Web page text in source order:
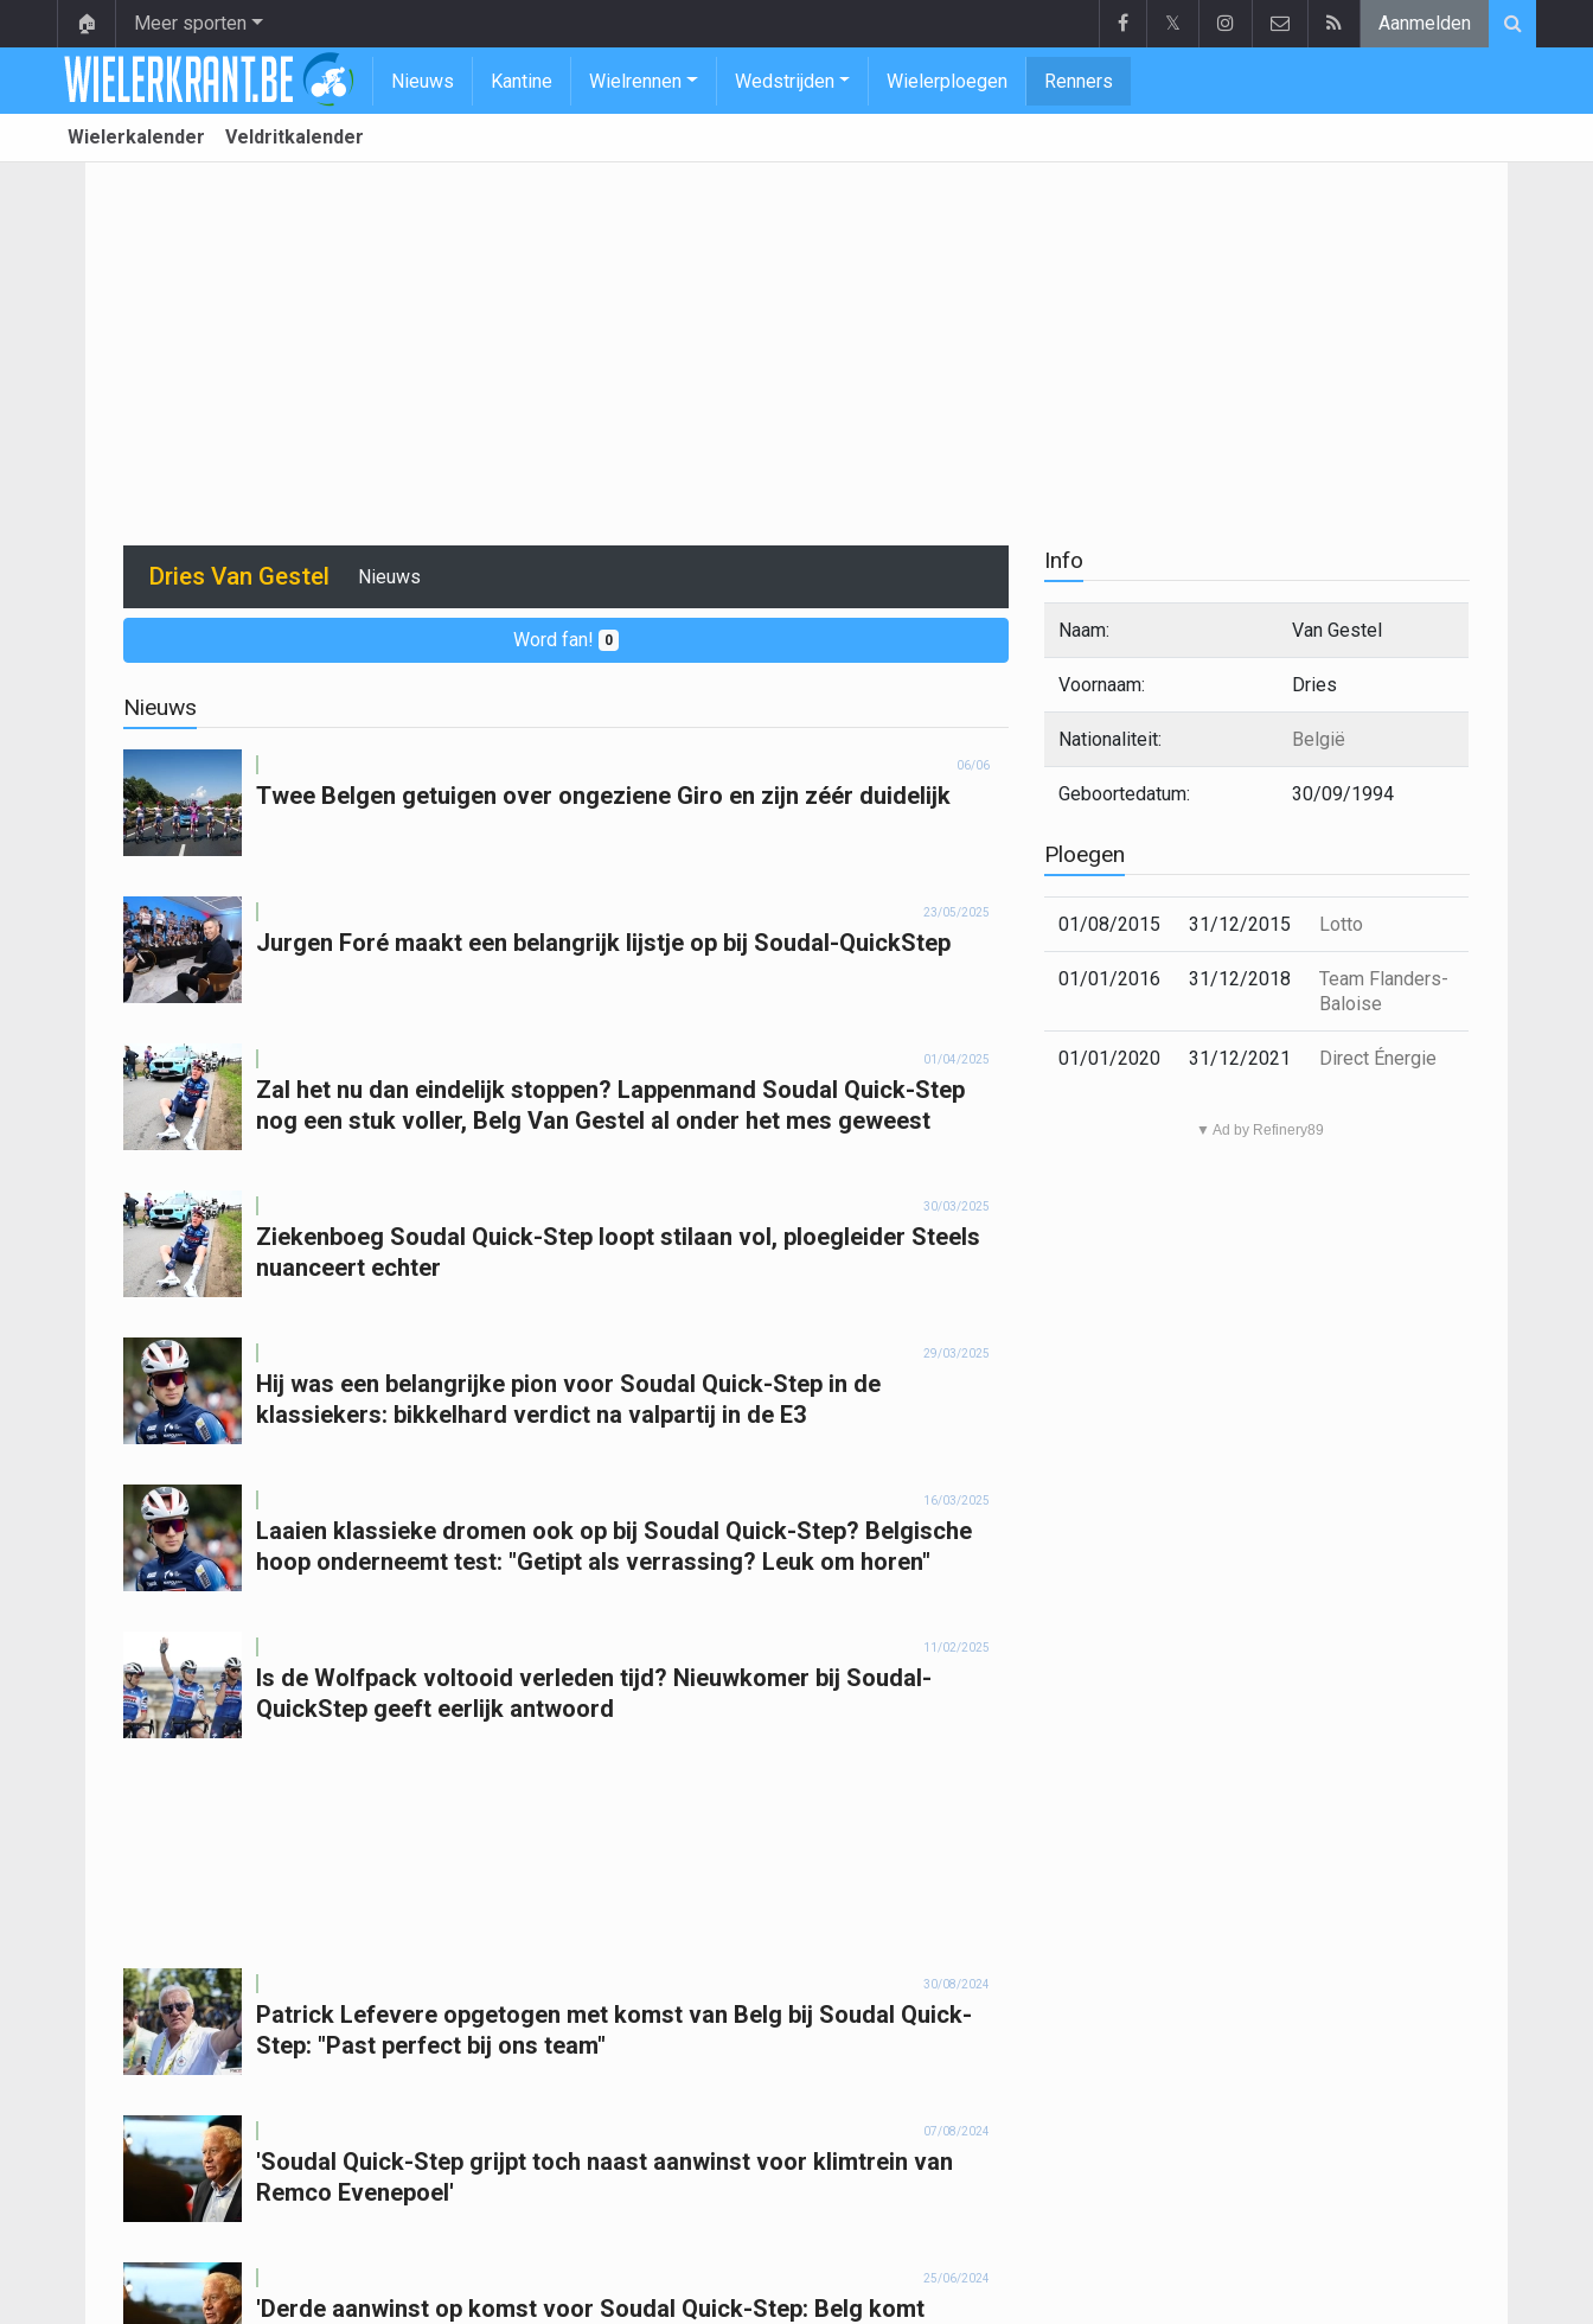
🏠 Meer sporten 𝕏 Aanmelden
Nieuws Kantine Wielrennen Wedstrijden Wielerploegen Renners
Wielerkalender Veldritkalender
Dries Van Gestel Nieuws
Word fan! 0
Nieuws
06/06
Twee Belgen getuigen over ongeziene Giro en zijn zéér duidelijk
23/05/2025
Jurgen Foré maakt een belangrijk lijstje op bij Soudal-QuickStep
01/04/2025
Zal het nu dan eindelijk stoppen? Lappenmand Soudal Quick-Step
nog een stuk voller, Belg Van Gestel al onder het mes geweest
30/03/2025
Ziekenboeg Soudal Quick-Step loopt stilaan vol, ploegleider Steels
nuanceert echter
29/03/2025
Hij was een belangrijke pion voor Soudal Quick-Step in de
klassiekers: bikkelhard verdict na valpartij in de E3
16/03/2025
Laaien klassieke dromen ook op bij Soudal Quick-Step? Belgische
hoop onderneemt test: "Getipt als verrassing? Leuk om horen"
11/02/2025
Is de Wolfpack voltooid verleden tijd? Nieuwkomer bij Soudal-
QuickStep geeft eerlijk antwoord
30/08/2024
Patrick Lefevere opgetogen met komst van Belg bij Soudal Quick-
Step: "Past perfect bij ons team"
07/08/2024
'Soudal Quick-Step grijpt toch naast aanwinst voor klimtrein van
Remco Evenepoel'
25/06/2024
'Derde aanwinst op komst voor Soudal Quick-Step: Belg komt
Info
Naam: Van Gestel
Voornaam: Dries
Nationaliteit: België
Geboortedatum: 30/09/1994
Ploegen
01/08/2015 31/12/2015 Lotto
01/01/2016 31/12/2018
Team Flanders-
Baloise
01/01/2020 31/12/2021 Direct Énergie
▼ Ad by Refinery89